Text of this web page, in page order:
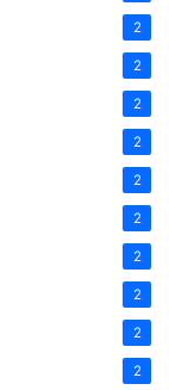
2
2
2
2
2
2
2
2
2
2